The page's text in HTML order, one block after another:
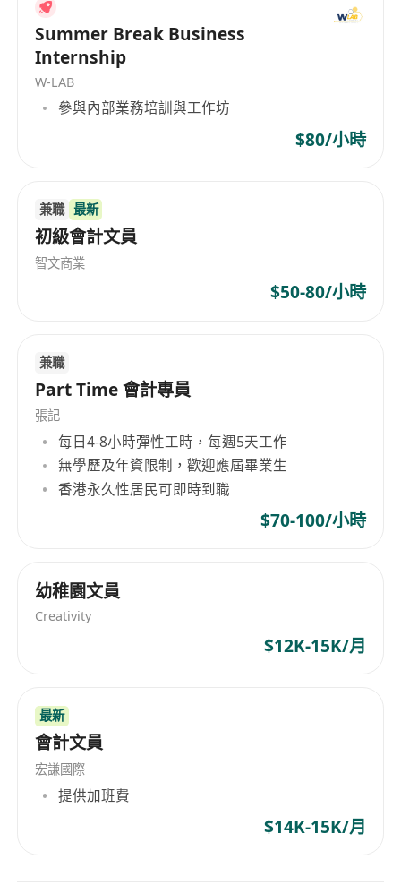
定業務發展策略。
-對接審計師、銀行及香港稅務局，處理相關財務及
稅務事宜。
職位要求
-海內外優秀院校全日制本科及以上學歷，香港註冊
-熟練使用財務相關軟體，精通財稅法律規範。
-具有相關行業財務工作經驗者優先。
-具有良好的職業道德，責任心強，有較強的溝通協
Summer Break Business
Internship
W-LAB
參與內部業務培訓與工作坊
$80/小時
兼職 最新
初級會計文員
智文商業
$50-80/小時
兼職
Part Time 會計專員
張記
每日4-8小時彈性工時，每週5天工作
無學歷及年資限制，歡迎應屆畢業生
香港永久性居民可即時到職
$70-100/小時
幼稚園文員
Creativity
$12K-15K/月
最新
會計文員
宏謙國際
提供加班費
$14K-15K/月